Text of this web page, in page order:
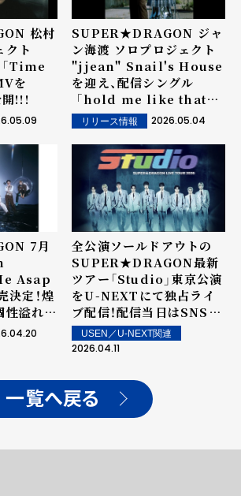
松村
クト
Time
を
!!!
SUPER★DRAGON ジャ
ン海渡 ソロプロジェクト
"jjean" Snail's House
を迎え、配信シングル
「hold me like that
(Snail's House
Remix)」 リリース！
リリース情報 2026.05.04
7月
Asap
定！煌
性溢れる
なアー
！
全公演ソールドアウトの
SUPER★DRAGON最新
ツアー「Studio」東京公演
をU-NEXTにて独占ライ
ブ配信！配信当日はSNSで
ウォッチパーティ開催！
USEN／U-NEXT関連
2026.04.11
一覧へ戻る